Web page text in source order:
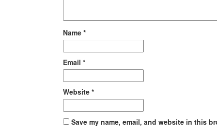
Name *
Email *
Website *
Save my name, email, and website in this